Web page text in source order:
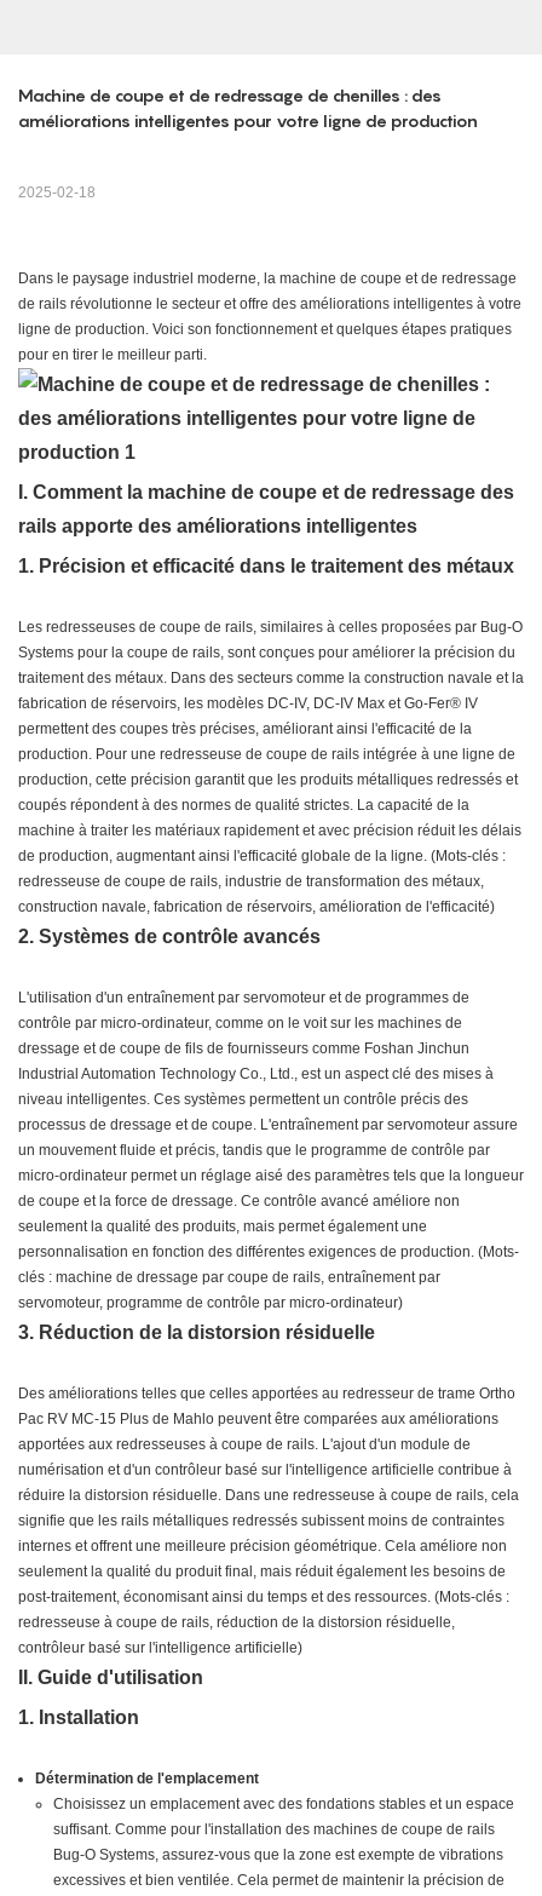
Machine de coupe et de redressage de chenilles : des
améliorations intelligentes pour votre ligne de production
2025-02-18
Dans le paysage industriel moderne, la machine de coupe et de redressage
de rails révolutionne le secteur et offre des améliorations intelligentes à votre
ligne de production. Voici son fonctionnement et quelques étapes pratiques
pour en tirer le meilleur parti.
I. Comment la machine de coupe et de redressage des
rails apporte des améliorations intelligentes
1. Précision et efficacité dans le traitement des métaux
Les redresseuses de coupe de rails, similaires à celles proposées par Bug-O
Systems pour la coupe de rails, sont conçues pour améliorer la précision du
traitement des métaux. Dans des secteurs comme la construction navale et la
fabrication de réservoirs, les modèles DC-IV, DC-IV Max et Go-Fer® IV
permettent des coupes très précises, améliorant ainsi l'efficacité de la
production. Pour une redresseuse de coupe de rails intégrée à une ligne de
production, cette précision garantit que les produits métalliques redressés et
coupés répondent à des normes de qualité strictes. La capacité de la
machine à traiter les matériaux rapidement et avec précision réduit les délais
de production, augmentant ainsi l'efficacité globale de la ligne. (Mots-clés :
redresseuse de coupe de rails, industrie de transformation des métaux,
construction navale, fabrication de réservoirs, amélioration de l'efficacité)
2. Systèmes de contrôle avancés
L'utilisation d'un entraînement par servomoteur et de programmes de
contrôle par micro-ordinateur, comme on le voit sur les machines de
dressage et de coupe de fils de fournisseurs comme Foshan Jinchun
Industrial Automation Technology Co., Ltd., est un aspect clé des mises à
niveau intelligentes. Ces systèmes permettent un contrôle précis des
processus de dressage et de coupe. L'entraînement par servomoteur assure
un mouvement fluide et précis, tandis que le programme de contrôle par
micro-ordinateur permet un réglage aisé des paramètres tels que la longueur
de coupe et la force de dressage. Ce contrôle avancé améliore non
seulement la qualité des produits, mais permet également une
personnalisation en fonction des différentes exigences de production. (Mots-
clés : machine de dressage par coupe de rails, entraînement par
servomoteur, programme de contrôle par micro-ordinateur)
3. Réduction de la distorsion résiduelle
Des améliorations telles que celles apportées au redresseur de trame Ortho
Pac RV MC-15 Plus de Mahlo peuvent être comparées aux améliorations
apportées aux redresseuses à coupe de rails. L'ajout d'un module de
numérisation et d'un contrôleur basé sur l'intelligence artificielle contribue à
réduire la distorsion résiduelle. Dans une redresseuse à coupe de rails, cela
signifie que les rails métalliques redressés subissent moins de contraintes
internes et offrent une meilleure précision géométrique. Cela améliore non
seulement la qualité du produit final, mais réduit également les besoins de
post-traitement, économisant ainsi du temps et des ressources. (Mots-clés :
redresseuse à coupe de rails, réduction de la distorsion résiduelle,
contrôleur basé sur l'intelligence artificielle)
II. Guide d'utilisation
1. Installation
Détermination de l'emplacement
Choisissez un emplacement avec des fondations stables et un espace
suffisant. Comme pour l'installation des machines de coupe de rails
Bug-O Systems, assurez-vous que la zone est exempte de vibrations
excessives et bien ventilée. Cela permet de maintenir la précision de